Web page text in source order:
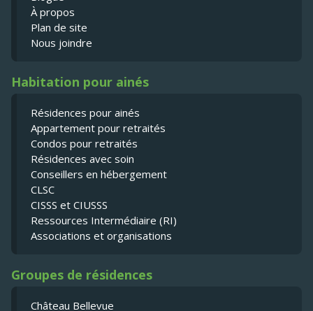
À propos
Plan de site
Nous joindre
Habitation pour ainés
Résidences pour ainés
Appartement pour retraités
Condos pour retraités
Résidences avec soin
Conseillers en hébergement
CLSC
CISSS et CIUSSS
Ressources Intermédiaire (RI)
Associations et organisations
Groupes de résidences
Château Bellevue